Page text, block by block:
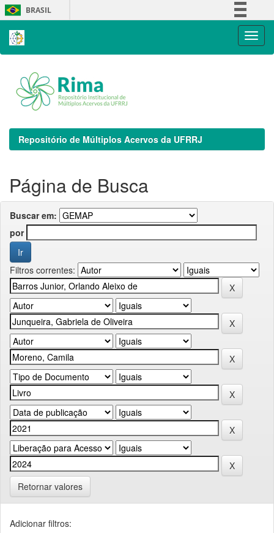
Skip
navigation
BRASIL
Repositório de Múltiplos Acervos da UFRRJ
Página de Busca
Buscar em:
por
Filtros correntes:
Retornar valores
Adicionar filtros: